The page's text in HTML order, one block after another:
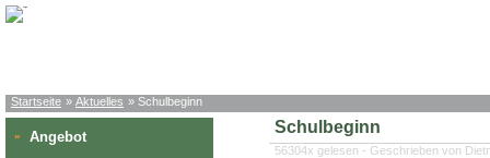
Startseite » Aktuelles » Schulbeginn
» Angebot
Schulbeginn
56304x gelesen - Geschrieben von